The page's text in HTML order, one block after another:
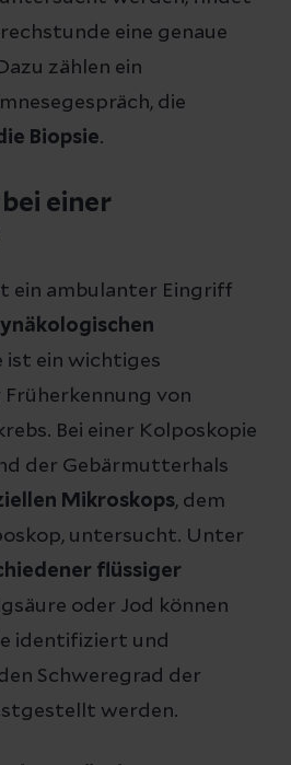
eine genaue
zählen ein
die
Biopsie.
einer
ein ambulanter Eingriff
ist ein wichtiges
von
Bei einer Kolposkopie
der Gebärmutterhals
Mikroskops, dem
untersucht. Unter
flüssiger
oder Jod können
identifiziert und
Schweregrad der
werden.